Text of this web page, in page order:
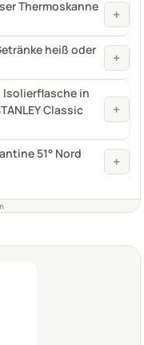
Thermoskanne
+
heiß oder
+
Isolierflasche in
Classic
+
51° Nord
+